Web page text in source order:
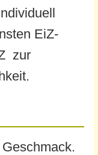
EiZ-
zur